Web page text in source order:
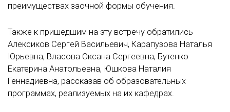
преимуществах заочной формы обучения.
Также к пришедшим на эту встречу обратились
Алексиков Сергей Васильевич, Карапузова Наталья
Юрьевна, Власова Оксана Сергеевна, Бутенко
Екатерина Анатольевна, Юшкова Наталия
Геннадиевна, рассказав об образовательных
программах, реализуемых на их кафедрах.